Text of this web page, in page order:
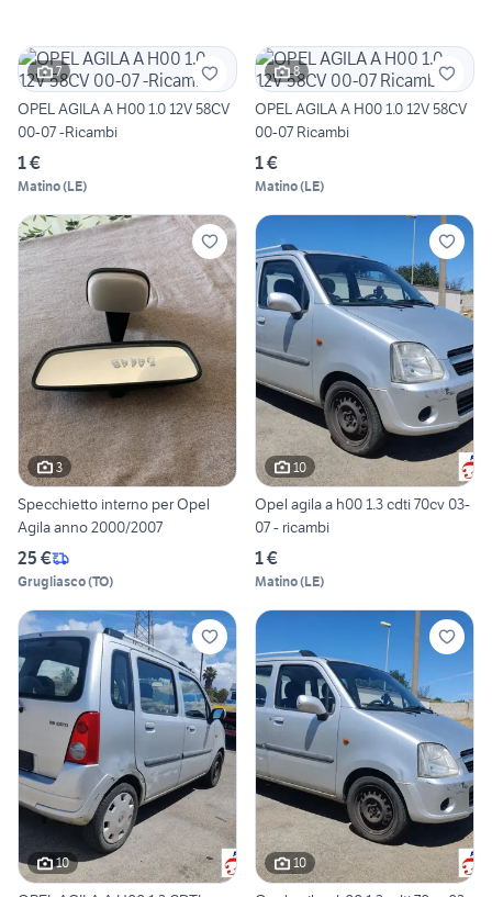
7
OPEL AGILA A H00 1.0 12V 58CV
00-07 -Ricambi
1 €
Matino(LE)
8
OPEL AGILA A H00 1.0 12V 58CV
00-07 Ricambi
1 €
Matino(LE)
3
Specchietto interno per Opel
Agila anno 2000/2007
25 €
Grugliasco(TO)
10
Opel agila a h00 1.3 cdti 70cv 03-
07 - ricambi
1 €
Matino(LE)
10 10